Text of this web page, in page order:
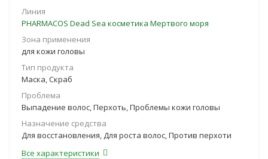
Линия
PHARMACOS Dead Sea косметика Мертвого моря
Зона применения
для кожи головы
Тип продукта
Маска, Скраб
Проблема
Выпадение волос, Перхоть, Проблемы кожи головы
Назначение средства
Для восстановления, Для роста волос, Против перхоти
Все характеристики